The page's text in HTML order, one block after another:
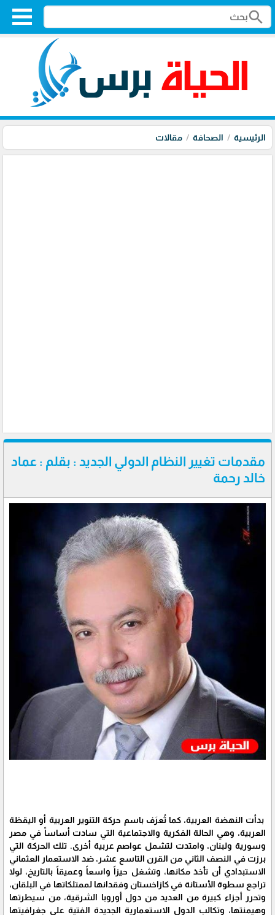
search
الرئيسية الصحافة مقالات
مقدمات تغيير النظام الدولي الجديد : بقلم : عماد
خالد رحمة
بدأت النهضة العربية، كما تُعرَف باسم حركة التنوير العربية أو اليقظة
العربية، وهي الحالة الفكرية والاجتماعية التي سادت أساساً في مصر
وسورية ولبنان، وامتدت لتشمل عواصم عربية أخرى. تلك الحركة التي
برزت في النصف الثاني من القرن التاسع عشر، ضد الاستعمار العثماني
الاستبدادي أن تأخذ مكانها، وتشغل حيزاً واسعاً وعميقاً بالتاريخ، لولا
تراجع سطوة الأستانة في كازاخستان وفقدانها لممتلكاتها في البلقان،
وتحرر أجزاء كبيرة من العديد من دول أوروبا الشرقية، من سيطرتها
وهيمنتها، وتكالب الدول الاستعمارية الجديدة الفتية على جغرافيتها